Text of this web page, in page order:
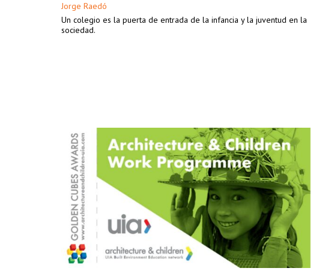
Jorge Raedó
Un colegio es la puerta de entrada de la infancia y la juventud en la
sociedad.